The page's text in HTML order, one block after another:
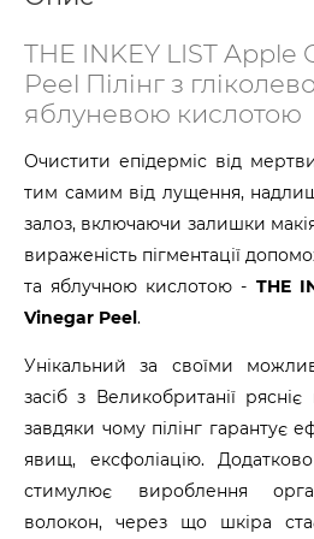
THE INKEY LIST Apple
Peel Пілінг з
яблуневою кислотою
Очистити епідерміс від
тим самим від лущення,
залоз, включаючи залишки
вираженість пігментації
та яблучною кислотою - THE
Vinegar Peel.
Унікальний за своїми
засіб з Великобританії
завдяки чому пілінг гарантує
явищ, ексфоліацію.
стимулює вироблення
волокон, через що шкіра